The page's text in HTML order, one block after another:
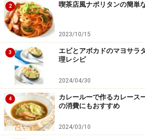
4
揚げ油を160度に加熱する
揚げ油を鍋底から3～5センチの高さ
温）に加熱します。
※揚げ油160度は、木の菜箸を水でぬ
後、油に入れます。箸先からゆっく
る状態が目安となります
2 喫茶店風ナポリタンの簡単
2023/10/15
3
エビとアボカドのマヨサラ
理レシピ
2024/04/30
4
カレールーで作るカレース
の消費にもおすすめ
2024/03/10